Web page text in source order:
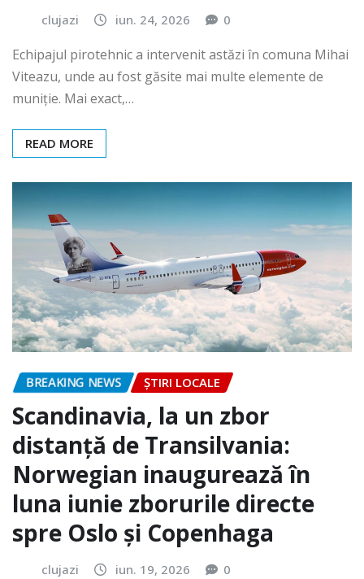
clujazi iun. 24, 2026 0
Echipajul pirotehnic a intervenit astăzi în comuna Mihai
Viteazu, unde au fost găsite mai multe elemente de
muniție. Mai exact,…
READ MORE
BREAKING NEWS ȘTIRI LOCALE
Scandinavia, la un zbor
distanță de Transilvania:
Norwegian inaugurează în
luna iunie zborurile directe
spre Oslo și Copenhaga
clujazi iun. 19, 2026 0